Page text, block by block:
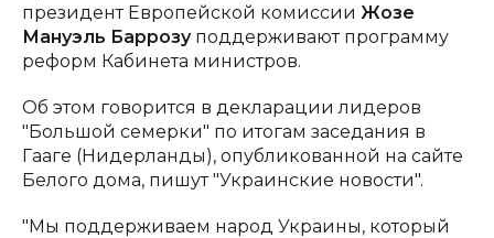
президент Европейской комиссии Жозе
Мануэль Баррозуподдерживают программу
реформ Кабинета министров.
Об этом говорится в декларации лидеров
"Большой семерки" по итогам заседания в
Гааге (Нидерланды), опубликованной на сайте
Белого дома, пишут "Украинские новости".
"Мы поддерживаем народ Украины, который